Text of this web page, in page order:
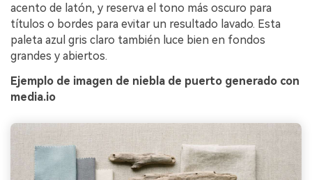
acento de latón, y reserva el tono más oscuro para
títulos o bordes para evitar un resultado lavado. Esta
paleta azul gris claro también luce bien en fondos
grandes y abiertos.
Ejemplo de imagen de niebla de puerto generado con
media.io